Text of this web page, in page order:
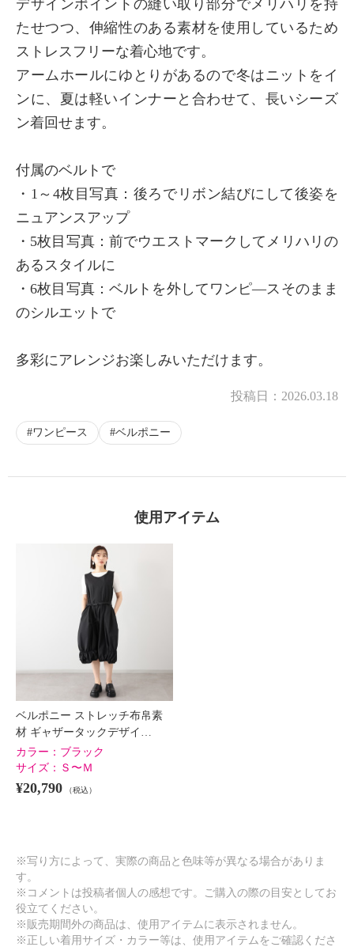
デザインポイントの縫い取り部分でメリハリを持
たせつつ、伸縮性のある素材を使用しているため
ストレスフリーな着心地です。
アームホールにゆとりがあるので冬はニットをイ
ンに、夏は軽いインナーと合わせて、長いシーズ
ン着回せます。
付属のベルトで
・1～4枚目写真：後ろでリボン結びにして後姿を
ニュアンスアップ
・5枚目写真：前でウエストマークしてメリハリの
あるスタイルに
・6枚目写真：ベルトを外してワンピ―スそのまま
のシルエットで
多彩にアレンジお楽しみいただけます。
投稿日： 2026.03.18
ワンピース ベルポニー
使用アイテム
ベルポニー ストレッチ布帛素
材 ギャザータックデザイ…
カラー： ブラック
サイズ： Ｓ〜Ｍ
¥20,790 （税込）
※写り方によって、実際の商品と色味等が異なる場合がありま
す。
※コメントは投稿者個人の感想です。ご購入の際の目安としてお
役立てください。
※販売期間外の商品は、使用アイテムに表示されません。
※正しい着用サイズ・カラー等は、使用アイテムをご確認くださ